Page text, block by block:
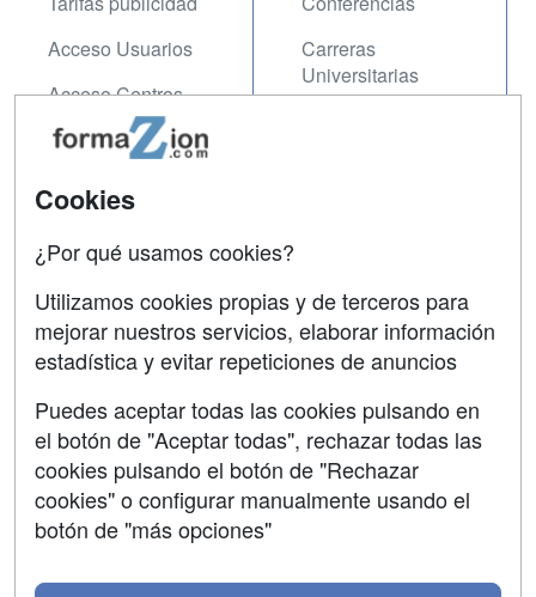
Acceso Usuarios
Acceso Centros
Carreras
Universitarias
Contactar
Copyleft
Grupo formazion:
Cookies
¿Por qué usamos cookies?
Utilizamos cookies propias y de terceros para
mejorar nuestros servicios, elaborar información
estadística y evitar repeticiones de anuncios
Puedes aceptar todas las cookies pulsando en
el botón de "Aceptar todas", rechazar todas las
cookies pulsando el botón de "Rechazar
cookies" o configurar manualmente usando el
botón de "más opciones"